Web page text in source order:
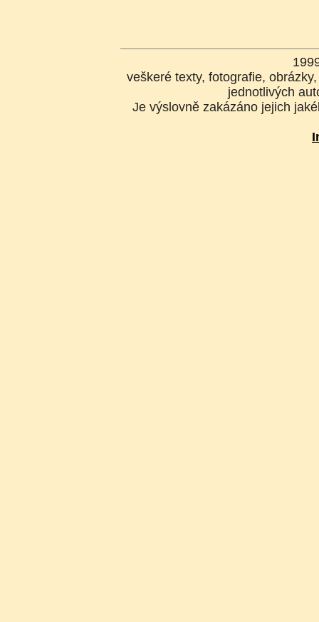
veškeré texty, fotografie,
jednotlivých
Je výslovně zakázáno jejich